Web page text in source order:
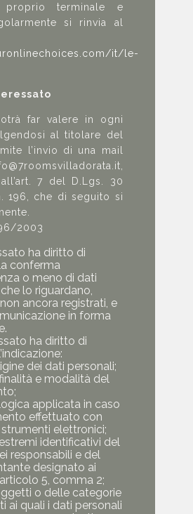
proprio terminale e
si rinvia al
it/le-
far valere in ogni
al titolare del
l’invio di una mail
7 del D.Lgs. 30
196, che di seguito si
2003
ha diritto di
conferma
o meno di dati
lo riguardano,
ancora registrati, e
in forma
ha diritto di
dei dati personali;
e modalità del
applicata in caso
effettuato con
strumenti elettronici;
identificativi del
responsabili e del
designato ai
5, comma 2;
o delle categorie
ai quali i dati personali